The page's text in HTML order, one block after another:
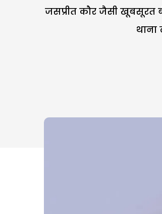
जसप्रीत कौर जैसी खूबसूरत